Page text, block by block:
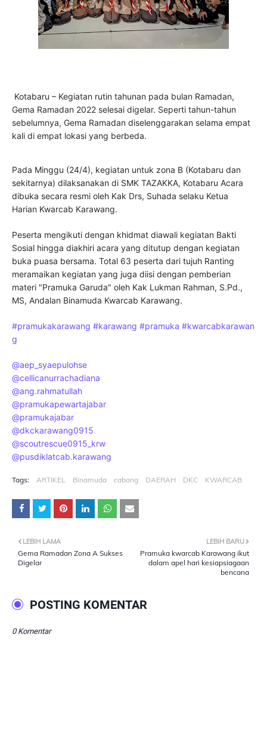
Kotabaru – Kegiatan rutin tahunan pada bulan Ramadan,
Gema Ramadan 2022 selesai digelar. Seperti tahun-tahun
sebelumnya, Gema Ramadan diselenggarakan selama empat
kali di empat lokasi yang berbeda.
Pada Minggu (24/4), kegiatan untuk zona B (Kotabaru dan
sekitarnya) dilaksanakan di SMK TAZAKKA, Kotabaru Acara
dibuka secara resmi oleh Kak Drs, Suhada selaku Ketua
Harian Kwarcab Karawang.
Peserta mengikuti dengan khidmat diawali kegiatan Bakti
Sosial hingga diakhiri acara yang ditutup dengan kegiatan
buka puasa bersama. Total 63 peserta dari tujuh Ranting
meramaikan kegiatan yang juga diisi dengan pemberian
materi "Pramuka Garuda" oleh Kak Lukman Rahman, S.Pd.,
MS, Andalan Binamuda Kwarcab Karawang.
#pramukakarawang #karawang #pramuka #kwarcabkarawan
g
@aep_syaepulohse
@cellicanurrachadiana
@ang.rahmatullah
@pramukapewartajabar
@pramukajabar
@dkckarawang0915
@scoutrescue0915_krw
@pusdiklatcab.karawang
Tags: ARTIKEL Binamuda cabang DAERAH DKC KWARCAB
LEBIH BARU
Pramuka kwarcab Karawang ikut
dalam apel hari kesiapsiagaan
bencana
LEBIH LAMA
Gema Ramadan Zona A Sukses
Digelar
POSTING KOMENTAR
0 Komentar